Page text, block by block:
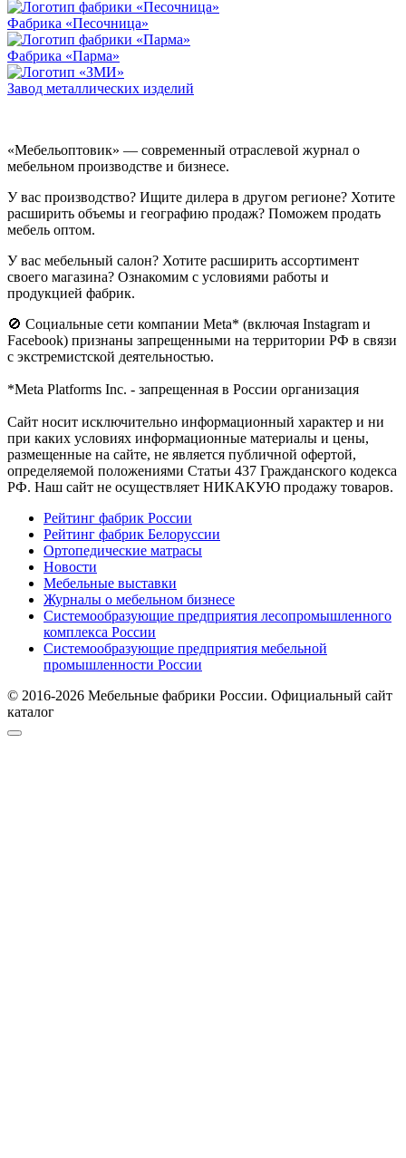
Фабрика «Песочница»
Фабрика «Парма»
Завод металлических изделий
«Мебельоптовик» — современный отраслевой журнал о
мебельном производстве и бизнесе.
У вас производство? Ищите дилера в другом регионе? Хотите
расширить объемы и географию продаж? Поможем продать
мебель оптом.
У вас мебельный салон? Хотите расширить ассортимент
своего магазина? Ознакомим с условиями работы и
продукцией фабрик.
🚫 Социальные сети компании Meta* (включая Instagram и
Facebook) признаны запрещенными на территории РФ в связи
с экстремистской деятельностью.
*Meta Platforms Inc. - запрещенная в России организация
Cайт носит исключительно информационный характер и ни
при каких условиях информационные материалы и цены,
размещенные на сайте, не является публичной офертой,
определяемой положениями Статьи 437 Гражданского кодекса
РФ. Наш сайт не осуществляет НИКАКУЮ продажу товаров.
Рейтинг фабрик России
Рейтинг фабрик Белоруссии
Ортопедические матрасы
Новости
Мебельные выставки
Журналы о мебельном бизнесе
Системообразующие предприятия лесопромышленного
комплекса России
Системообразующие предприятия мебельной
промышленности России
© 2016-2026 Мебельные фабрики России. Официальный сайт
каталог